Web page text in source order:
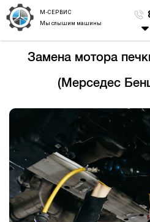
М-СЕРВИС
Мы слышим машины
Замена мотора
(Мерседес